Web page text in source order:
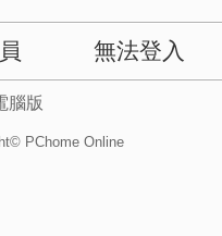
無法登入
腦版
PChome Online